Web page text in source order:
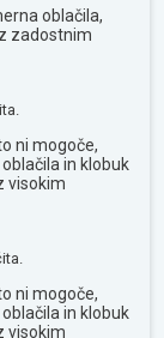
oblačila,
zadostnim
ni mogoče,
in klobuk
visokim
ni mogoče,
in klobuk
visokim